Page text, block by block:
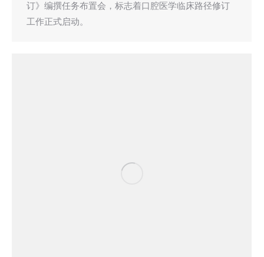
订》编撰任务布置会，标志着口腔医学临床路径修订
工作正式启动。